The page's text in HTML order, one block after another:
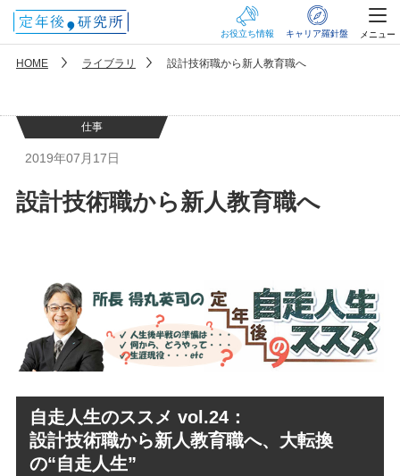
お役立ち情報 キャリア羅針盤 メニュー
HOME ライブラリ 設計技術職から新人教育職へ
仕事
2019年07月17日
設計技術職から新人教育職へ
自走人生のススメ vol.24：
設計技術職から新人教育職へ、大転換
の“自走人生”